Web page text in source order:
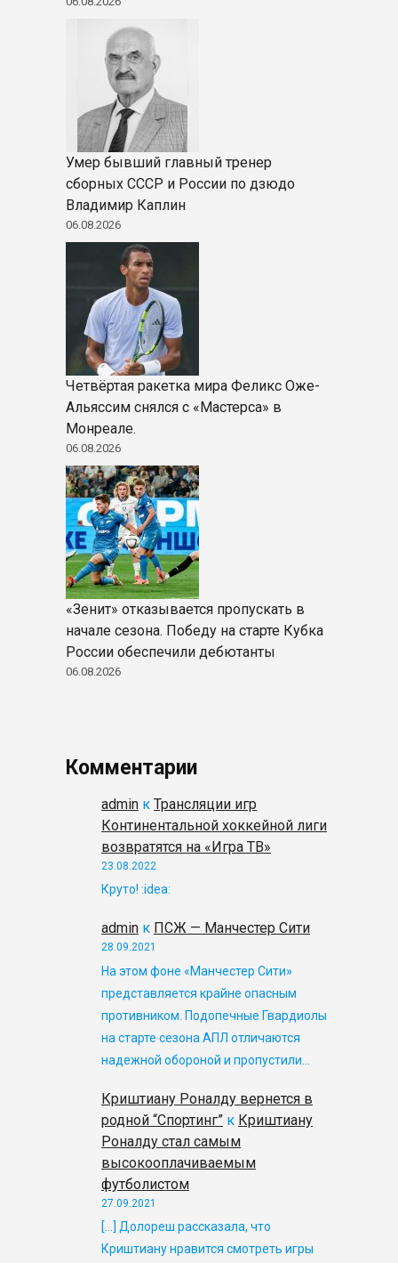
Умер бывший главный тренер
сборных СССР и России по дзюдо
Владимир Каплин
06.08.2026
Четвёртая ракетка мира Феликс Оже-
Альяссим снялся с «Мастерса» в
Монреале.
06.08.2026
«Зенит» отказывается пропускать в
начале сезона. Победу на старте Кубка
России обеспечили дебютанты
06.08.2026
Комментарии
admin к Трансляции игр
Континентальной хоккейной лиги
возвратятся на «Игра ТВ»
23.08.2022
Круто! :idea:
admin к ПСЖ — Манчестер Сити
28.09.2021
На этом фоне «Манчестер Сити»
представляется крайне опасным
противником. Подопечные Гвардиолы
на старте сезона АПЛ отличаются
надежной обороной и пропустили…
Криштиану Роналду вернется в
родной “Спортинг” к Криштиану
Роналду стал самым
высокооплачиваемым
футболистом
27.09.2021
[…] Долореш рассказала, что
Криштиану нравится смотреть игры